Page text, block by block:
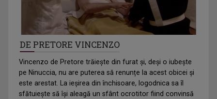
DE PRETORE VINCENZO
Vincenzo de Pretore trăiește din furat și, deși o iubește
pe Ninuccia, nu are puterea să renunțe la acest obicei și
este arestat. La ieșirea din închisoare, logodnica sa îl
sfătuiește să își aleagă un sfânt ocrotitor fiind convinsă